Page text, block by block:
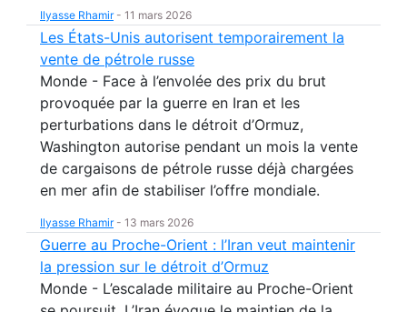
Ilyasse Rhamir- 11 mars 2026
Les États-Unis autorisent temporairement la
vente de pétrole russe
Monde - Face à l’envolée des prix du brut
provoquée par la guerre en Iran et les
perturbations dans le détroit d’Ormuz,
Washington autorise pendant un mois la vente
de cargaisons de pétrole russe déjà chargées
en mer afin de stabiliser l’offre mondiale.
Ilyasse Rhamir- 13 mars 2026
Guerre au Proche-Orient : l’Iran veut maintenir
la pression sur le détroit d’Ormuz
Monde - L’escalade militaire au Proche-Orient